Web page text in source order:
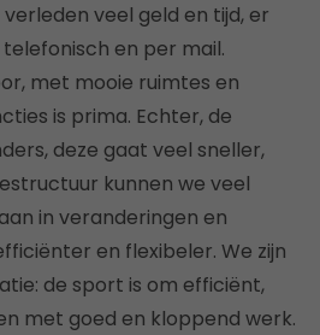
veel geld en tijd, er
en per mail.
met mooie ruimtes en
is prima. Echter, de
deze gaat veel sneller,
kunnen we veel
in veranderingen en
en flexibeler. We zijn
de sport is om efficiënt,
met goed en kloppend werk.